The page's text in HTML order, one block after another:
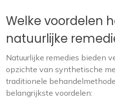
Welke voordelen
natuurlijke
Natuurlijke remedies bieden
opzichte van synthetische
traditionele
belangrijkste voordelen: